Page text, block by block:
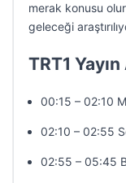
merak konusu
geleceği
TRT1 Yayın
00:15 – 02:10
02:10 – 02:55
02:55 – 05:45